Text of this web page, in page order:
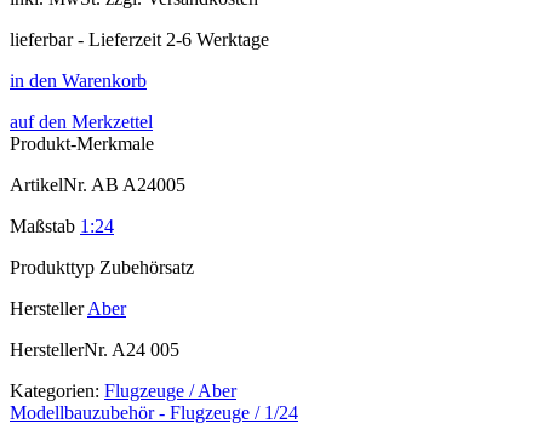
lieferbar - Lieferzeit 2-6 Werktage
in den Warenkorb
auf den Merkzettel
Produkt-Merkmale
ArtikelNr. AB A24005
Maßstab 1:24
Produkttyp Zubehörsatz
Hersteller Aber
HerstellerNr. A24 005
Kategorien: Flugzeuge / Aber
Modellbauzubehör - Flugzeuge / 1/24